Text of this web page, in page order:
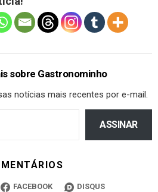
sobre Gastronominho
notícias mais recentes por e-mail.
ASSINAR
FACEBOOK DISQUS